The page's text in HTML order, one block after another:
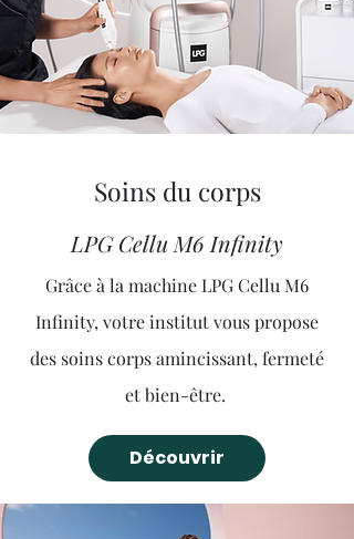
Soins du corps
LPG Cellu M6 Infinity
Grâce à la machine LPG Cellu M6
Infinity, votre institut vous propose
des soins corps amincissant, fermeté
et bien-être.
Découvrir